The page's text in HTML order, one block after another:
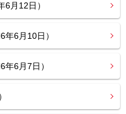
月12日）
6月10日）
6月7日）